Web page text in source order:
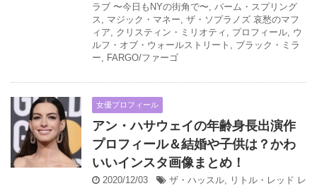
ラブ 〜今日もNYの街角で〜
パーム・スプリング
ス
マジック・マネー ザ・ソプラノズ 哀愁のマフ
ィア
クリスティン・ミリオティ プロフィール ウ
ルフ・オブ・ウォールストリート
ブラック・ミラ
ー
FARGO/ファーゴ
女優プロフィール
アン・ハサウェイの年齢身長出演作
プロフィール＆結婚や子供は？かわ
いいインスタ画像まとめ！
2020/12/03 ザ・ハッスル
リトル・レッド レ